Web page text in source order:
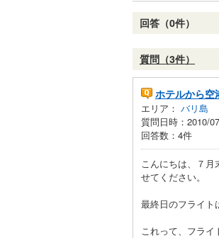
回答（0件）
質問（3件）
ホテルから空
エリア： バリ島
質問日時：2010/
回答数：4件
こんにちは、７月
せてください。
最終日のフライト
これって、フライ